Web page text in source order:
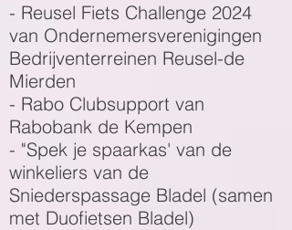
- Reusel Fiets Challenge 2024
van Ondernemersverenigingen
Bedrijventerreinen Reusel-de
Mierden
- Rabo Clubsupport van
Rabobank de Kempen
- "Spek je spaarkas' van de
winkeliers van de
Sniederspassage Bladel (samen
met Duofietsen Bladel)